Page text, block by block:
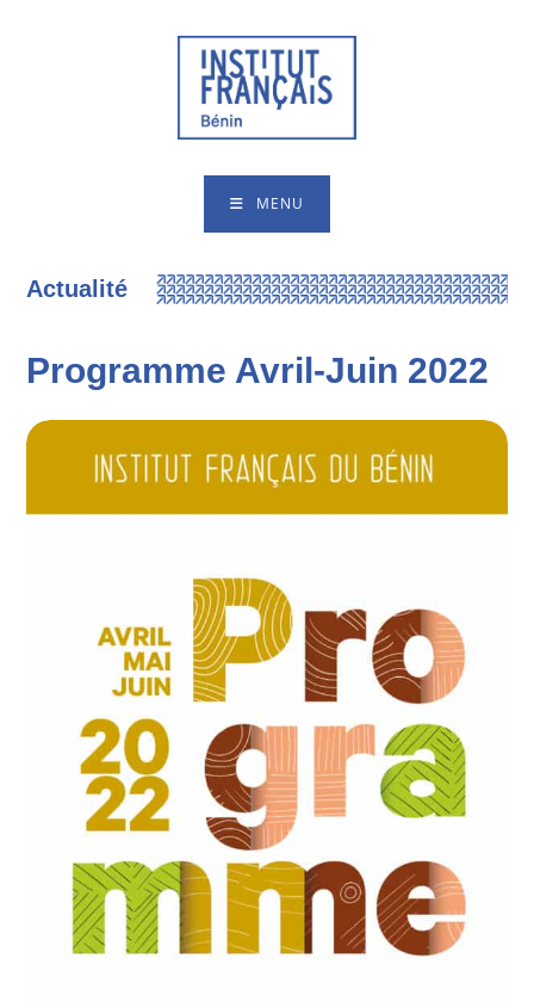
MENU
Actualité
Programme Avril-Juin 2022